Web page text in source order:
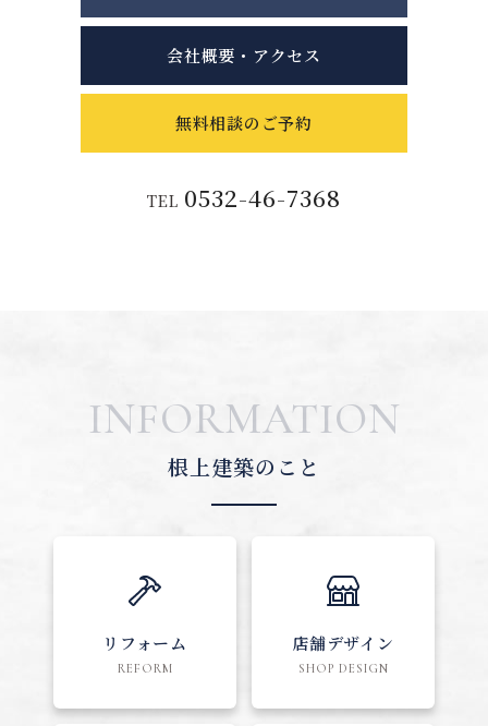
会社概要・アクセス
無料相談のご予約
TEL 0532-46-7368
INFORMATION
根上建築のこと
リフォーム
REFORM
店舗デザイン
SHOP DESIGN